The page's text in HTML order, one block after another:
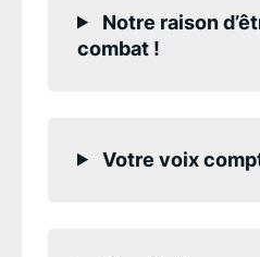
Notre raison
combat !
Votre voix